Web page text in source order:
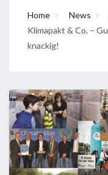
Home News
Klimapakt & Co. –
knackig!